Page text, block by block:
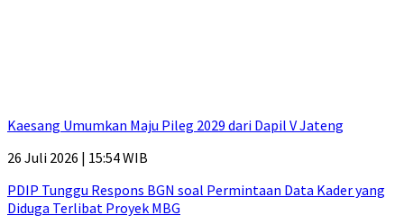
Kaesang Umumkan Maju Pileg 2029 dari Dapil V Jateng
26 Juli 2026 | 15:54 WIB
PDIP Tunggu Respons BGN soal Permintaan Data Kader yang
Diduga Terlibat Proyek MBG